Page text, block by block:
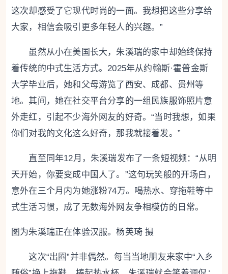
这次却感受了它现代时尚的一面。我想把这些分享给
大家，相信会吸引更多年轻人的兴趣。”
虽然从小在美国长大，朱溪瑞的家中却始终保持
着传统的中式生活方式。2025年从约翰斯·霍普金斯
大学毕业后，她和父母游览了西安、成都、贵州等
地。其间，她在社交平台分享的一组民族服饰照片意
外走红，引起不少海外网友的好奇。“当时我想，如果
你们对我的文化这么好奇，那我就接着发。”
直至同年12月，朱溪瑞发布了一条短视频：“从明
天开始，你要变成中国人了。”这句玩笑般的开场白，
意外在三个月内为她涨粉74万。喝热水、穿拖鞋等中
式生活习惯，成了无数海外网友争相模仿的日常。
图为朱溪瑞正在体验汉服。杨英琦 摄
这次“出圈”并非偶然。每当当地朋友来家中“入乡